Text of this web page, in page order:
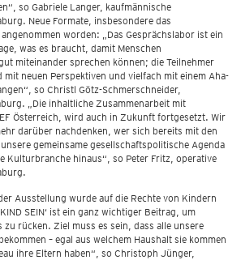
so Gabriele Langer, kaufmännische
Neue Formate, insbesondere das
worden: „Das Gesprächslabor ist ein
was es braucht, damit Menschen
miteinander sprechen können; die Teilnehmer
mit neuen Perspektiven und vielfach mit einem Aha-
so Christl Götz-Schmerschneider,
„Die inhaltliche Zusammenarbeit mit
Österreich, wird auch in Zukunft fortgesetzt. Wir
darüber nachdenken, wer sich bereits mit den
gemeinsame gesellschaftspolitische Agenda
Kulturbranche hinaus“, so Peter Fritz, operative
Ausstellung wurde auf die Rechte von Kindern
SEIN‘ ist ein ganz wichtiger Beitrag, um
zu rücken. Ziel muss es sein, dass alle unsere
– egal aus welchem Haushalt sie kommen
ihre Eltern haben“, so Christoph Jünger,